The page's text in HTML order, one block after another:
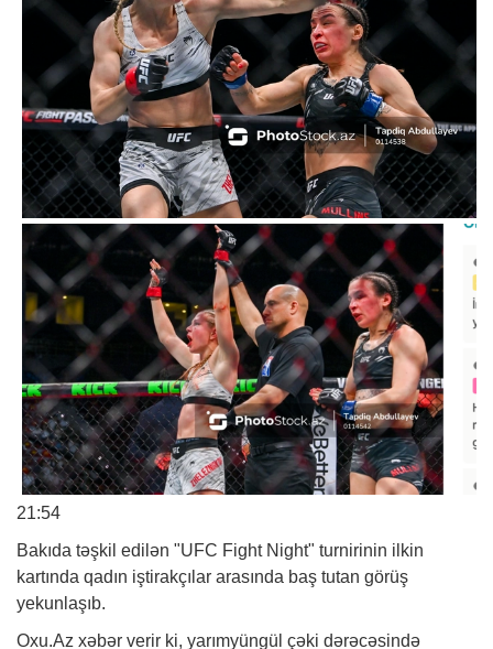
21:54
Bakıda təşkil edilən "UFC Fight Night" turnirinin ilkin
kartında qadın iştirakçılar arasında baş tutan görüş
yekunlaşıb.
Oxu.Az xəbər verir ki, yarımyüngül çəki dərəcəsində